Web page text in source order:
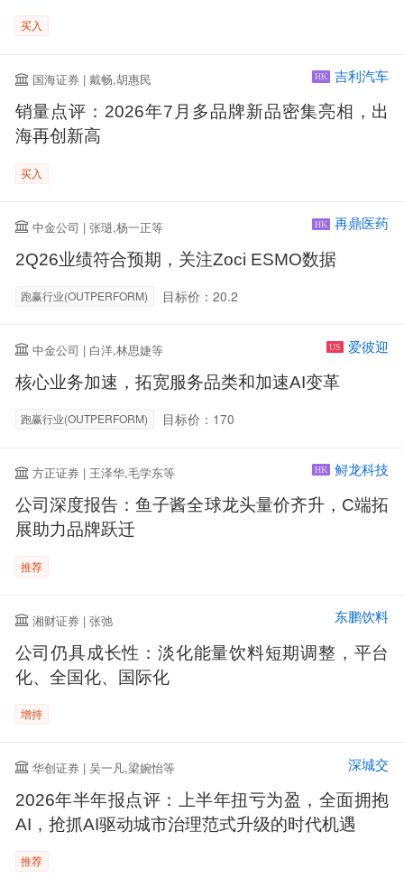
买入
国海证券 | 戴畅,胡惠民 HK 吉利汽车
销量点评：2026年7月多品牌新品密集亮相，出
海再创新高
买入
中金公司 | 张琎,杨一正等 HK 再鼎医药
2Q26业绩符合预期，关注Zoci ESMO数据
跑赢行业(OUTPERFORM) 目标价：20.2
中金公司 | 白洋,林思婕等 US 爱彼迎
核心业务加速，拓宽服务品类和加速AI变革
跑赢行业(OUTPERFORM) 目标价：170
方正证券 | 王泽华,毛学东等 HK 鲟龙科技
公司深度报告：鱼子酱全球龙头量价齐升，C端拓
展助力品牌跃迁
推荐
湘财证券 | 张弛 东鹏饮料
公司仍具成长性：淡化能量饮料短期调整，平台
化、全国化、国际化
增持
华创证券 | 吴一凡,梁婉怡等 深城交
2026年半年报点评：上半年扭亏为盈，全面拥抱
AI，抢抓AI驱动城市治理范式升级的时代机遇
推荐